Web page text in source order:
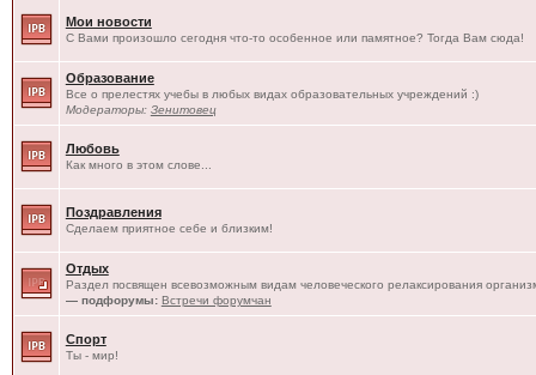
Мои новости
С Вами произошло сегодня что-то особенное или памятное? Тогда Вам сюда!
Образование
Все о прелестях учебы в любых видах образовательных учреждений :)
Модераторы: Зенитовец
Любовь
Как много в этом слове...
Поздравления
Сделаем приятное себе и близким!
Отдых
Раздел посвящен всевозможным видам человеческого релаксирования
— подфорумы: Встречи форумчан
Спорт
Ты - мир!